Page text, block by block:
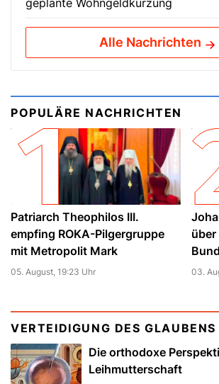
geplante Wohngeldkürzung
Alle Nachrichten
POPULÄRE NACHRICHTEN
Patriarch Theophilos III.
empfing ROKA-Pilgergruppe
mit Metropolit Mark
05. August, 19:23 Uhr
über
03.
VERTEIDIGUNG DES GLAUBENS
Die orthodoxe
Leihmutterschaft